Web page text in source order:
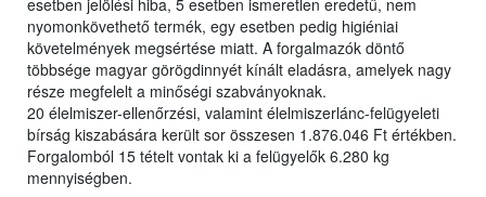
esetben jelölési hiba, 5 esetben ismeretlen eredetű, nem
nyomonkövethető termék, egy esetben pedig higiéniai
követelmények megsértése miatt. A forgalmazók döntő
többsége magyar görögdinnyét kínált eladásra, amelyek nagy
része megfelelt a minőségi szabványoknak.
20 élelmiszer-ellenőrzési, valamint élelmiszerlánc-felügyeleti
bírság kiszabására került sor összesen 1.876.046 Ft értékben.
Forgalomból 15 tételt vontak ki a felügyelők 6.280 kg
mennyiségben.